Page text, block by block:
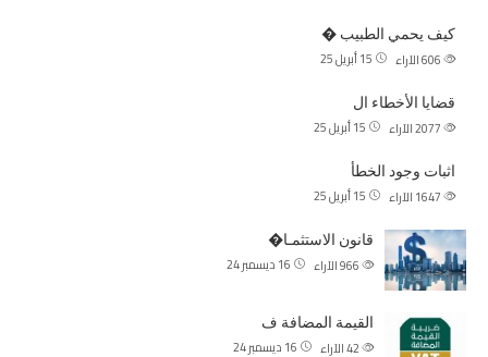
كيف يحمي الطبيب �
15 أبريل 25 الآراء
قضايا الأخطاء ال
15 أبريل 25 الآراء
اثبات وجود الخطأ
15 أبريل 25 الآراء
قانون الاستثمـا�
16 ديسمبر 24 الآراء
القيمة المضافة ف
16 ديسمبر 24 الآراء